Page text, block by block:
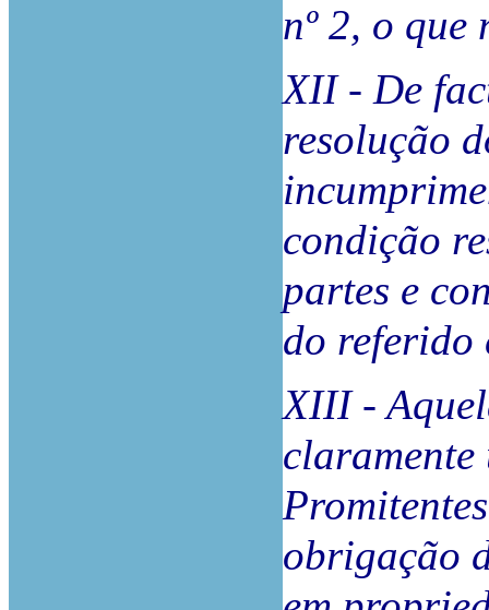
nº 2, o que
XII - De
resolução
condição
partes e
do referido
XIII -
obrigação